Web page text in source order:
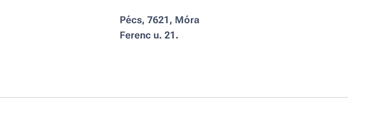
Pécs, 7621, Móra
Ferenc u. 21.